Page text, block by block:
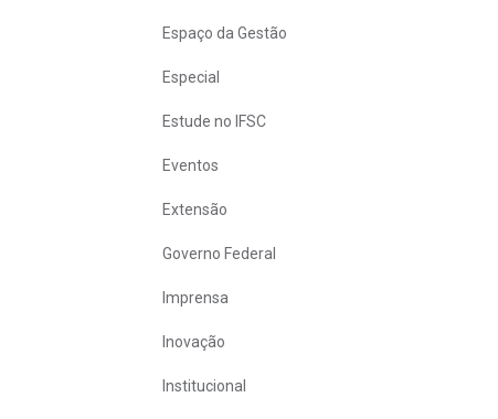
Espaço da Gestão
Especial
Estude no IFSC
Eventos
Extensão
Governo Federal
Imprensa
Inovação
Institucional